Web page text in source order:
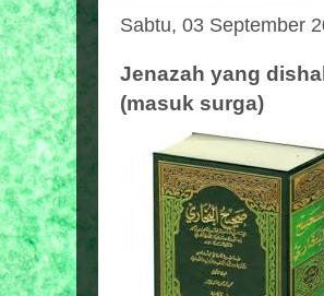
Sabtu, 03 September
Jenazah yang
(masuk surga)